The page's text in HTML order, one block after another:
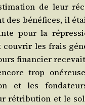
de leur
des béné­fices, il
pour la
cou­vrir les frais
finan­cier
trop
et les
rétri­bu­tion et le